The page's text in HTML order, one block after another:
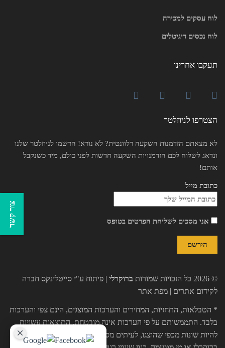
לוח עסקים למכירה
לוח נכסים דיגיטלים
תעקבו אחרינו
הצטרפו לניוזלטר
לא מצאתם הזדמנות השקעה רלוונטית? לא נורא! הרשמו לניוזלטר שלנו
ונדאג לשלוח לכם הזדמנויות השקעה חדשות לפני כולם, מיד כשנקבל
אותם!
כתובת מייל
אני מסכים לשליחת הפרטים בטופס
© 2026 כל הזכויות שמורות ברוקרלי | פיתוח ע"י סייטלינקס חברה
לקידום אתרים | מפת אתר
* הטבלאות, התחזיות, המחירים והערכות המוצגים, הינם צפי והערכות
בלבד. התממשותם על פי הערכות אינה מובטחת. התוצאות עשויות
להיות שונות מכפי שהוצגו, לעיתים מסיבות שאינן תלויות בחברת
צור קשר